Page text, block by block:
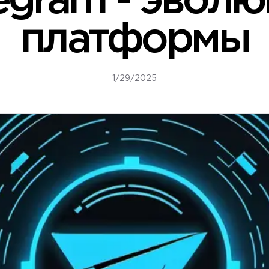
платформы
1/29/2025